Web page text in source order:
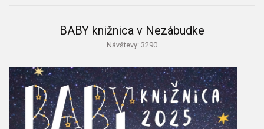
BABY knižnica v Nezábudke
Návštevy: 3290